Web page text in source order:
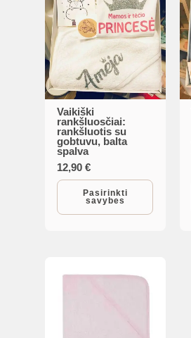
Vaikiški
rankšluosčiai:
rankšluotis su
gobtuvu, balta
spalva
12,90€
Pasirinkti
savybes